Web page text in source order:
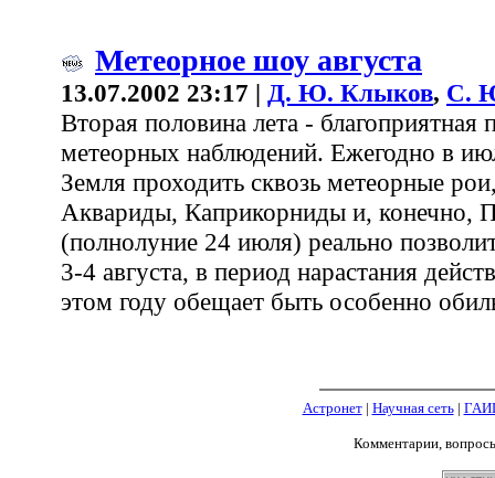
Метеорное шоу августа
13.07.2002 23:17 | Д. Ю. Клыков, С.
Вторая половина лета - благоприятная
метеорных наблюдений. Ежегодно в
Земля проходить сквозь метеорные
Аквариды, Каприкорниды и, конечно,
(полнолуние 24 июля) реально
3-4 августа, в период нарастания
этом году обещает быть особенно
Астронет| Научная сеть|
Комментарии,